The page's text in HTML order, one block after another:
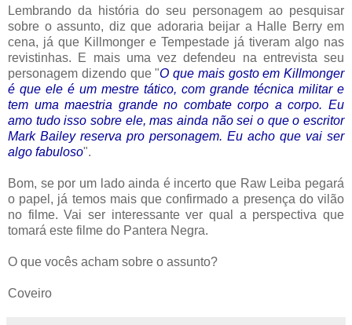
Lembrando da história do seu personagem ao pesquisar
sobre o assunto, diz que adoraria beijar a Halle Berry em
cena, já que Killmonger e Tempestade já tiveram algo nas
revistinhas. E mais uma vez defendeu na entrevista seu
personagem dizendo que "O que mais gosto em Killmonger
é que ele é um mestre tático, com grande técnica militar e
tem uma maestria grande no combate corpo a corpo. Eu
amo tudo isso sobre ele, mas ainda não sei o que o escritor
Mark Bailey reserva pro personagem. Eu acho que vai ser
algo fabuloso".
Bom, se por um lado ainda é incerto que Raw Leiba pegará
o papel, já temos mais que confirmado a presença do vilão
no filme. Vai ser interessante ver qual a perspectiva que
tomará este filme do Pantera Negra.
O que vocês acham sobre o assunto?
Coveiro